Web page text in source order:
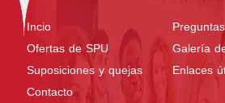
Incio
Ofertas de SPU
Galería
Suposiciones y quejas
Enlaces
Contacto